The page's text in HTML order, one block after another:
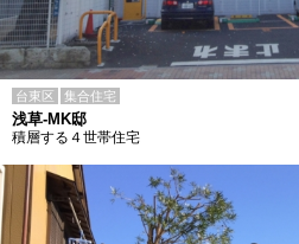
台東区 集合住宅
浅草-MK邸
積層する４世帯住宅